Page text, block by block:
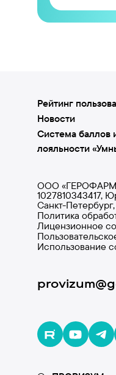
Рейтинг
Новости
Система баллов
лояльности
ООО
1027810343417,
Санкт-
Политика
Лицензионное
Использование